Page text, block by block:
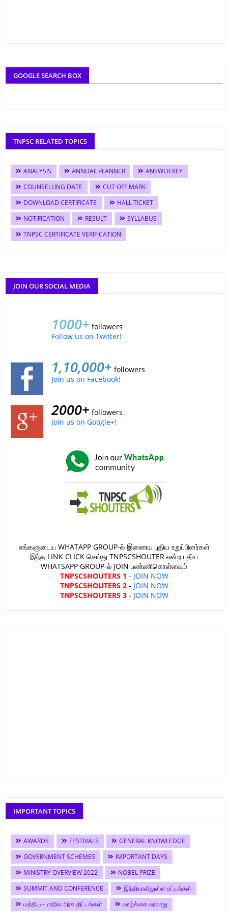
GOOGLE SEARCH BOX
TNPSC RELATED TOPICS
ANALYSIS ANNUAL PLANNER
ANSWER KEY
COUNSELLING DATE
CUT OFF MARK
DOWNLOAD CERTIFICATE
HALL TICKET
NOTIFICATION
RESULT
SYLLABUS
TNPSC CERTIFICATE VERIFICATION
JOIN OUR SOCIAL MEDIA
1000+ followers
Follow us on Twitter!
1,10,000+ followers
Join us on Facebook!
2000+ followers
Join us on Google+!
எங்களுடைய WHATAPP GROUP-ல் இணைய புதிய உறுப்பினர்கள்
இந்த LINK CLICK செய்து TNPSCSHOUTER என்ற புதிய
WHATSAPP GROUP-ல் JOIN பண்ணிகொள்ளவும்
TNPSCSHOUTERS 1 - JOIN NOW
TNPSCSHOUTERS 2- JOIN NOW
TNPSCSHOUTERS 3- JOIN NOW
IMPORTANT TOPICS
AWARDS FESTIVALS
GENERAL KNOWLEDGE
GOVERNMENT SCHEMES
IMPORTANT DAYS
MINISTRY OVERVIEW 2022
NOBEL PRIZE
SUMMIT AND CONFERENCE
இந்தியாவிலுள்ள சட்டங்கள்
மத்திய - மாநில அரசு திட்டங்கள்
வாழ்க்கை வரலாறு